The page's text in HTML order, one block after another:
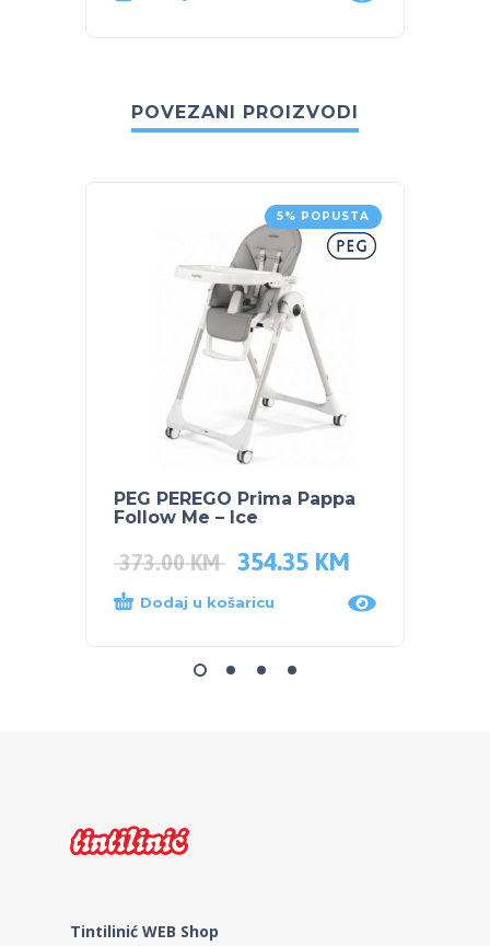
POVEZANI PROIZVODI
5% POPUSTA
PEG PEREGO Prima Pappa
Follow Me – Ice
373.00KM 354.35 KM
Dodaj u košaricu
Tintilinić WEB Shop